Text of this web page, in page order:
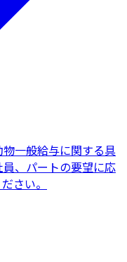
物一般給与に関する具
、パートの要望に応
さい。